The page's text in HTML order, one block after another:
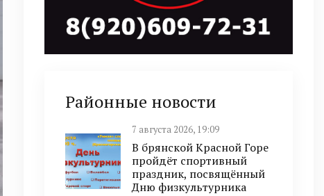
Районные новости
7 августа 2026, 19:09
В брянской Красной Горе
пройдёт спортивный
праздник, посвящённый
Дню физкультурника